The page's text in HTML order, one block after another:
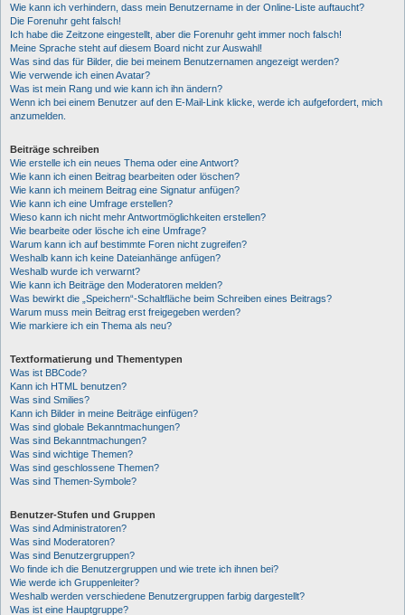
Wie kann ich verhindern, dass mein Benutzername in der Online-Liste auftaucht?
Die Forenuhr geht falsch!
Ich habe die Zeitzone eingestellt, aber die Forenuhr geht immer noch falsch!
Meine Sprache steht auf diesem Board nicht zur Auswahl!
Was sind das für Bilder, die bei meinem Benutzernamen angezeigt werden?
Wie verwende ich einen Avatar?
Was ist mein Rang und wie kann ich ihn ändern?
Wenn ich bei einem Benutzer auf den E-Mail-Link klicke, werde ich aufgefordert, mich
anzumelden.
Beiträge schreiben
Wie erstelle ich ein neues Thema oder eine Antwort?
Wie kann ich einen Beitrag bearbeiten oder löschen?
Wie kann ich meinem Beitrag eine Signatur anfügen?
Wie kann ich eine Umfrage erstellen?
Wieso kann ich nicht mehr Antwortmöglichkeiten erstellen?
Wie bearbeite oder lösche ich eine Umfrage?
Warum kann ich auf bestimmte Foren nicht zugreifen?
Weshalb kann ich keine Dateianhänge anfügen?
Weshalb wurde ich verwarnt?
Wie kann ich Beiträge den Moderatoren melden?
Was bewirkt die „Speichern“-Schaltfläche beim Schreiben eines Beitrags?
Warum muss mein Beitrag erst freigegeben werden?
Wie markiere ich ein Thema als neu?
Textformatierung und Thementypen
Was ist BBCode?
Kann ich HTML benutzen?
Was sind Smilies?
Kann ich Bilder in meine Beiträge einfügen?
Was sind globale Bekanntmachungen?
Was sind Bekanntmachungen?
Was sind wichtige Themen?
Was sind geschlossene Themen?
Was sind Themen-Symbole?
Benutzer-Stufen und Gruppen
Was sind Administratoren?
Was sind Moderatoren?
Was sind Benutzergruppen?
Wo finde ich die Benutzergruppen und wie trete ich ihnen bei?
Wie werde ich Gruppenleiter?
Weshalb werden verschiedene Benutzergruppen farbig dargestellt?
Was ist eine Hauptgruppe?